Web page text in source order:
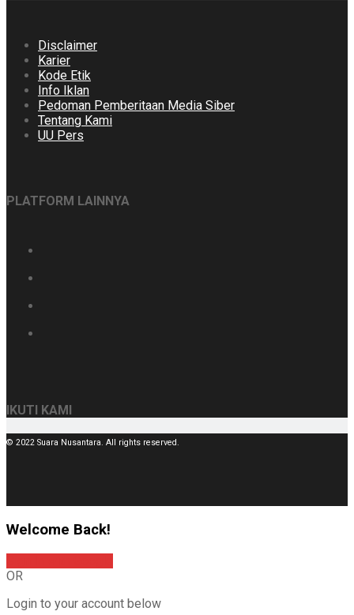
Disclaimer
Karier
Kode Etik
Info Iklan
Pedoman Pemberitaan Media Siber
Tentang Kami
UU Pers
PLATFORM LAINNYA
IKUTI KAMI
© 2022 Suara Nusantara. All rights reserved.
Welcome Back!
OR
Login to your account below